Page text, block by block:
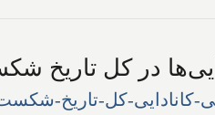
در کل تاریخ